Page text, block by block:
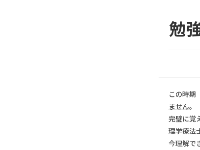
勉
この時期
ません。
完璧に覚
理学療法
今理解で